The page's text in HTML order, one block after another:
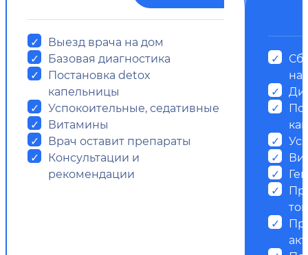
Выезд врача на дом
Базовая диагностика
Постановка detox
капельницы
Успокоительные, седативные
Витамины
Врач оставит препараты
Консультации и
рекомендации
на